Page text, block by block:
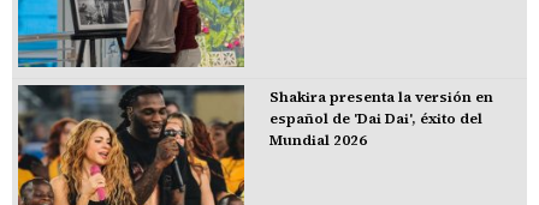
Shakira presenta la versión en
español de 'Dai Dai', éxito del
Mundial 2026